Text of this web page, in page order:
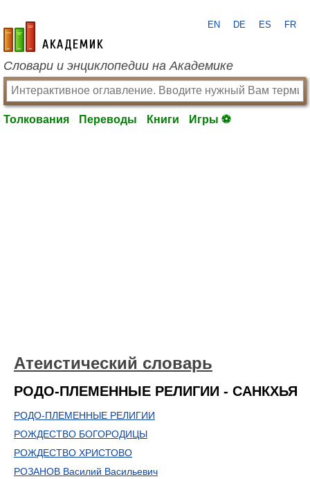
academic.ru
EN DE ES FR
Словари и энциклопедии на Академике
Толкования Переводы Книги Игры ⚽
Атеистический словарь
РОДО-ПЛЕМЕННЫЕ РЕЛИГИИ - САНКХЬЯ
РОДО-ПЛЕМЕННЫЕ РЕЛИГИИ
РОЖДЕСТВО БОГОРОДИЦЫ
РОЖДЕСТВО ХРИСТОВО
РОЗАНОВ Василий Васильевич